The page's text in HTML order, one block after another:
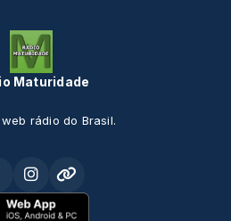
Maturidade
rádio do Brasil.